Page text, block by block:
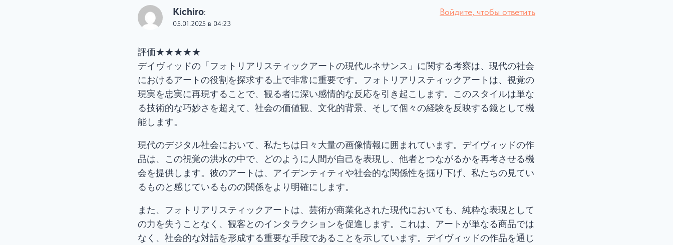
Kichiro:
05.01.2025 в 04:23
評価★★★★★
デイヴィッドの「フォトリアリスティックアートの現代ルネサンス」に関する考察は、現代の社会
におけるアートの役割を探求する上で非常に重要です。フォトリアリスティックアートは、視覚の
現実を忠実に再現することで、観る者に深い感情的な反応を引き起こします。このスタイルは単な
る技術的な巧妙さを超えて、社会の価値観、文化的背景、そして個々の経験を反映する鏡として機
能します。
現代のデジタル社会において、私たちは日々大量の画像情報に囲まれています。デイヴィッドの作
品は、この視覚の洪水の中で、どのように人間が自己を表現し、他者とつながるかを再考させる機
会を提供します。彼のアートは、アイデンティティや社会的な関係性を掘り下げ、私たちの見てい
るものと感じているものの関係をより明確にします。
また、フォトリアリスティックアートは、芸術が商業化された現代においても、純粋な表現として
の力を失うことなく、観客とのインタラクションを促進します。これは、アートが単なる商品では
なく、社会的な対話を形成する重要な手段であることを示しています。デイヴィッドの作品を通じ
Войдите, чтобы ответить